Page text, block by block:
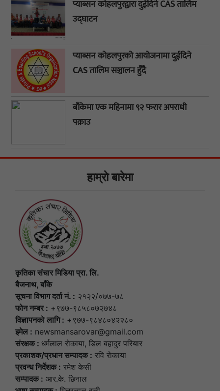
प्याब्सन कोहलपुरद्वारा दुईदिने CAS तालिम
उद्घाटन
प्याब्सन कोहलपुरको आयोजनामा दुईदिने
CAS तालिम सञ्चालन हुँदै
बाँकेमा एक महिनामा ९२ फरार अपराधी
पक्राउ
हाम्राे बारेमा
कृतिका संचार मिडिया प्रा. लि.
बैजनाथ, बाँके
सूचना विभाग दर्ता नं. : २१२२/०७७-७८
फोन नम्बर : +९७७-९८५८०७२७४८
विज्ञापनकाे लागि : +९७७-९८४८०४२२८०
इमेल : newsmansarovar@gmail.com
संरक्षक : धर्मलाल राेकाया, डिल बहादुर परियार
प्रकाशक/प्रधान सम्पादक : रवि राेकाया
प्रवन्ध निर्देशक : रमेश केसी
सम्पादक : आर.के. छिनाल